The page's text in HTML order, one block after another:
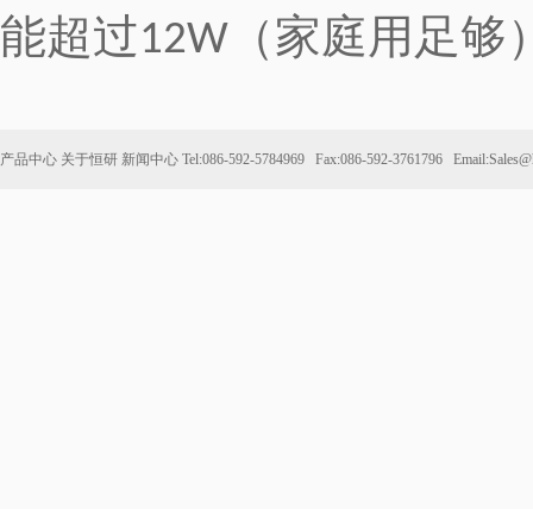
能超过12W （家庭用足
产品中心 关于恒研 新闻中心 Tel:086-592-5784969 Fax:086-592-3761796